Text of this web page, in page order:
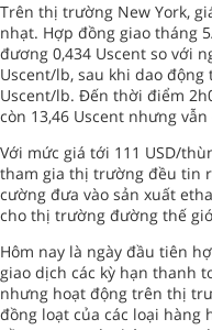
Trên thị trường New York,
nhạt. Hợp đồng giao tháng
đương 0,434 Uscent so với
Uscent/lb, sau khi dao động
Uscent/lb. Đến thời điểm
còn 13,46 Uscent nhưng
Với mức giá tới 111 USD/
tham gia thị trường đều tin
cường đưa vào sản xuất
cho thị trường đường thế
Hôm nay là ngày đầu tiên
giao dịch các kỳ hạn thanh
nhưng hoạt động trên thị
đồng loạt của các loại hàng